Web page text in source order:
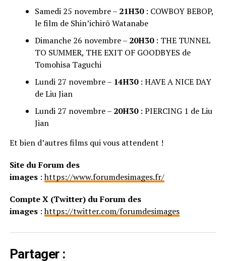
Samedi 25 novembre – 21H30: COWBOY BEBOP,
le film de Shin’ichirō Watanabe
Dimanche 26 novembre – 20H30: THE TUNNEL
TO SUMMER, THE EXIT OF GOODBYES de
Tomohisa Taguchi
Lundi 27 novembre – 14H30: HAVE A NICE DAY
de Liu Jian
Lundi 27 novembre – 20H30: PIERCING 1 de Liu
Jian
Et bien d’autres films qui vous attendent !
Site du Forum des
images:https://www.forumdesimages.fr/
Compte X (Twitter) du Forum des
images :https://twitter.com/forumdesimages
Partager :